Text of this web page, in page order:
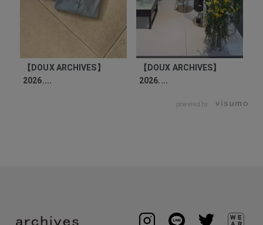
【DOUX ARCHIVES】
2026....
【DOUX ARCHIVES】
2026....
powered by